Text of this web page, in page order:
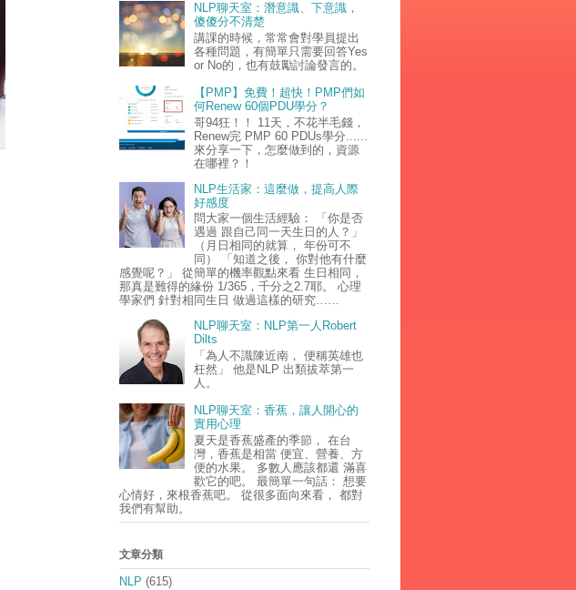
NLP聊天室：潛意識、下意識，
傻傻分不清楚
講課的時候，常常會對學員提出
各種問題，有簡單只需要回答Yes
or No的，也有鼓勵討論發言的。
【PMP】免費！超快！PMP們如
何Renew 60個PDU學分？
哥94狂！！ 11天，不花半毛錢，
Renew完 PMP 60 PDUs學分......
來分享一下，怎麼做到的，資源
在哪裡？！
NLP生活家：這麼做，提高人際
好感度
問大家一個生活經驗： 「你是否
遇過 跟自己同一天生日的人？」
（月日相同的就算， 年份可不
同） 「知道之後， 你對他有什麼
感覺呢？」 從簡單的機率觀點來看 生日相同，
那真是難得的緣份 1/365，千分之2.7耶。 心理
學家們 針對相同生日 做過這樣的研究……
NLP聊天室：NLP第一人Robert
Dilts
「為人不識陳近南， 便稱英雄也
枉然」 他是NLP 出類拔萃第一
人。
NLP聊天室：香蕉，讓人開心的
實用心理
夏天是香蕉盛產的季節， 在台
灣，香蕉是相當 便宜、營養、方
便的水果。 多數人應該都還 滿喜
歡它的吧。 最簡單一句話： 想要
心情好，來根香蕉吧。 從很多面向來看， 都對
我們有幫助。
文章分類
NLP (615)